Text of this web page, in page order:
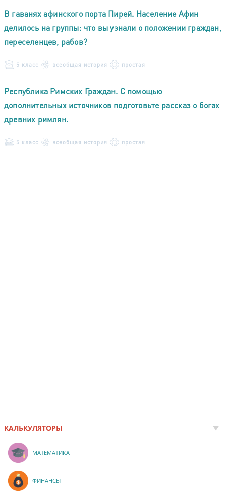
В гаванях афинского порта Пирей. Население Афин
делилось на группы: что вы узнали о положении граждан,
переселенцев, рабов?
5 класс всеобщая история простая
Республика Римских Граждан. С помощью
дополнительных источников подготовьте рассказ о богах
древних римлян.
5 класс всеобщая история простая
КАЛЬКУЛЯТОРЫ
МАТЕМАТИКА
ФИНАНСЫ